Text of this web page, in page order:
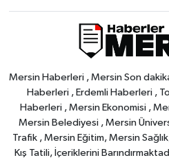
Mersin Haberleri , Mersin Son
Haberleri , Erdemli Haberleri ,
Haberleri , Mersin Ekonomisi ,
Mersin Belediyesi , Mersin
Trafik , Mersin Eğitim, Mersin
Kış Tatili, İçeriklerini